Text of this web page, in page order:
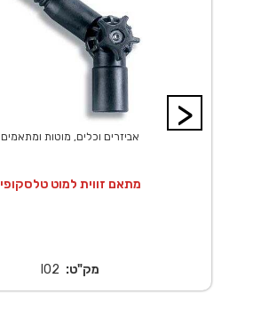
>
אביזרים וכלים, מוטות ומתאמים
מתאם זווית למוט טלסקופי
מק"ט: l02